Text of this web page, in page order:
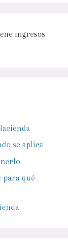
ingresos
se aplica
para qué